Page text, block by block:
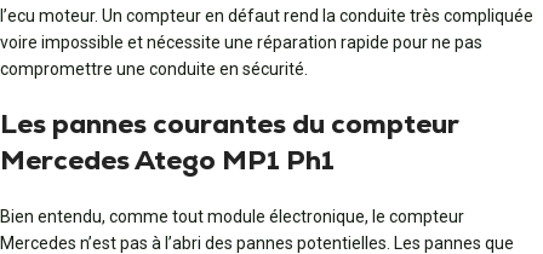
l’ecu moteur. Un compteur en défaut rend la conduite très compliquée
voire impossible et nécessite une réparation rapide pour ne pas
compromettre une conduite en sécurité.
Les pannes courantes du compteur
Mercedes Atego MP1 Ph1
Bien entendu, comme tout module électronique, le compteur
Mercedes n’est pas à l’abri des pannes potentielles. Les pannes que